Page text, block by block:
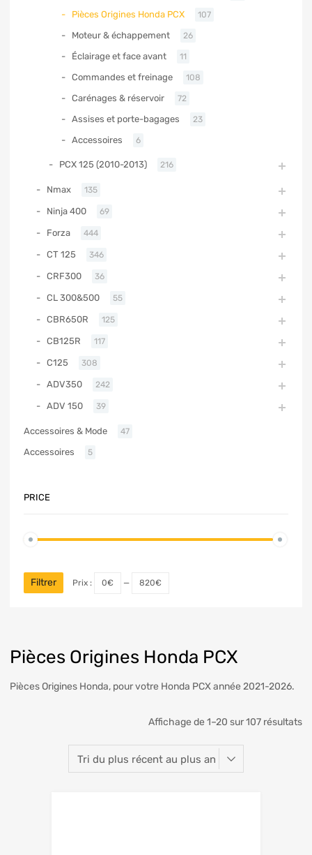
Pièces Origines Honda PCX
Pièces Origines Honda, pour votre Honda PCX année 2021-2026.
Affichage de 1–20 sur 107 résultats
Pièces Origines Honda PCX 107
Moteur & échappement 26
Éclairage et face avant 11
Commandes et freinage 108
Carénages & réservoir 72
Assises et porte-bagages 23
Accessoires 6
PCX 125 (2010-2013) 216
Nmax 135
Ninja 400 69
Forza 444
CT 125 346
CRF300 36
CL 300&500 55
CBR650R 125
CB125R 117
C125 308
ADV350 242
ADV 150 39
Accessoires & Mode 47
Accessoires 5
PRICE
Filtrer Prix : 0€ — 820€